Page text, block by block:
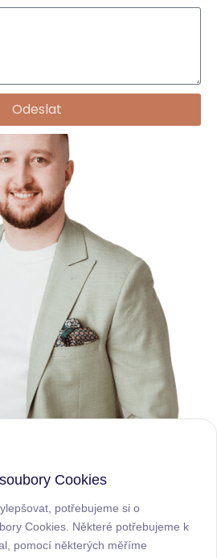
Odeslat
Cookies
potřebujeme si o
Cookies. Některé potřebujeme k
pomocí některých měříme